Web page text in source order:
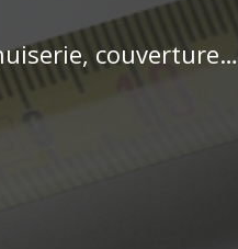
couverture…